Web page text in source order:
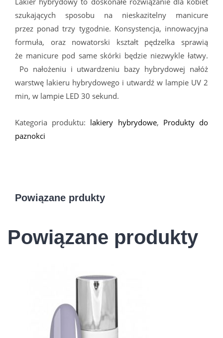
szukających sposobu na nieskazitelny manicure
przez ponad trzy tygodnie. Konsystencja, innowacyjna
formuła, oraz nowatorski kształt pędzelka sprawią
że manicure pod same skórki będzie niezwykle łatwy.
Po nałożeniu i utwardzeniu bazy hybrydowej nałóż
warstwę lakieru hybrydowego i utwardź w lampie UV 2
min, w lampie LED 30 sekund.
Kategoria produktu: lakiery hybrydowe, Produkty do
paznokci
Powiązane prdukty
Powiązane produkty